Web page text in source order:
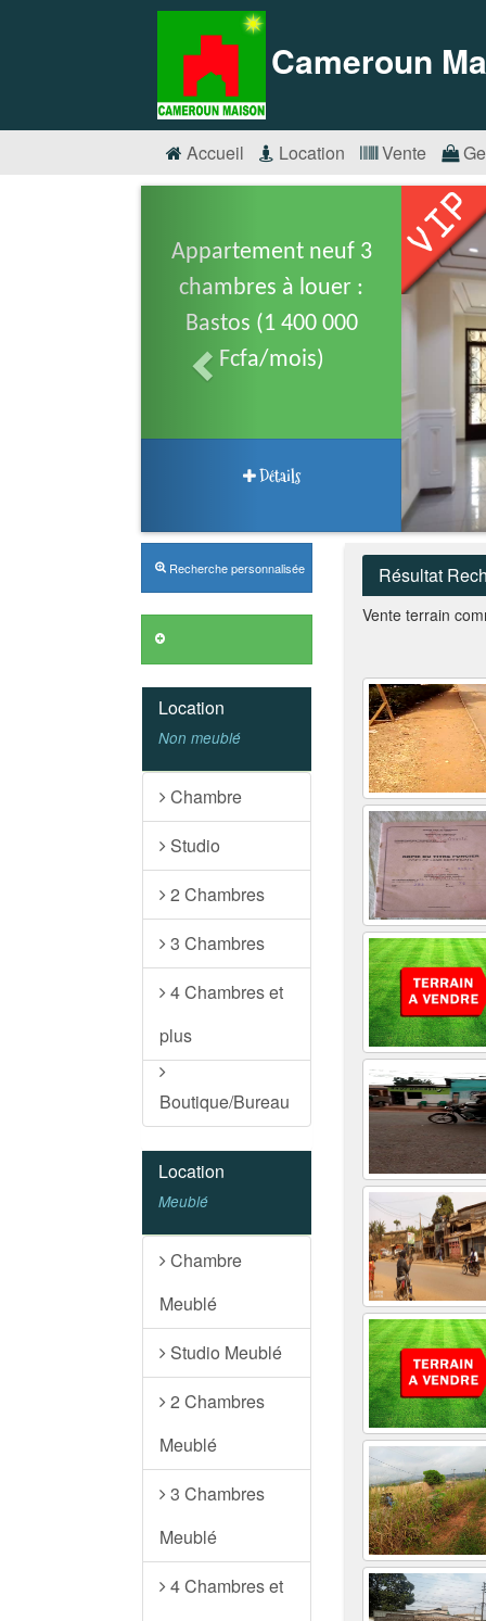
Cameroun
Accueil Location Vente
Appartement neuf 3
chambres à louer :
Bastos (1 400 000
Fcfa/mois)
Détails
Recherche personnalisée
Location
Non meublé
Chambre
Studio
2 Chambres
3 Chambres
4 Chambres et
plus
Boutique/Bureau
Location
Meublé
Chambre
Meublé
Studio Meublé
2 Chambres
Meublé
3 Chambres
Meublé
4 Chambres et
Résultat
Vente terrain